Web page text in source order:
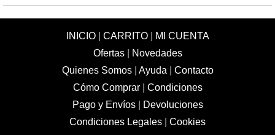
INICIO| CARRITO|
MI CUENTA
Ofertas|
Novedades
Quienes Somos| Ayuda
Contacto
Cómo Comprar| Condiciones
Pago y Envíos|
Devoluciones
Condiciones Legales
Cookies